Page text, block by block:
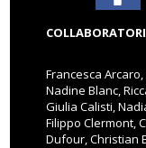
COLLABORATORI
Francesca
Nadine Blanc,
Giulia Calisti,
Filippo Clermont,
Dufour, Christian